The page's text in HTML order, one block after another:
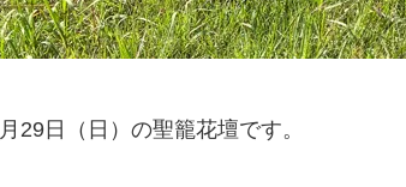
29日（日）の聖籠花壇です。